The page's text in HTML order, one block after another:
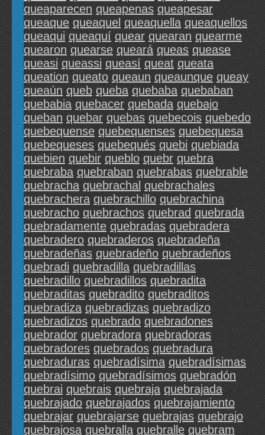
queaparecen queapenas queapesar
queaque queaquel queaquella queaquellos
queaqui queaquí quear quearan quearme
quearon quearse queará queas quease
queasi queassi queasí queat queata
queation queato queaun queaunque queay
queaún queb queba quebaba quebaban
quebabia quebacer quebada quebajo
queban quebar quebas quebecois quebedo
quebequense quebequenses quebequesa
quebequeses quebequés quebi quebiada
quebien quebir queblo quebr quebra
quebraba quebraban quebrabas quebrable
quebracha quebrachal quebrachales
quebrachera quebrachillo quebrachina
quebracho quebrachos quebrad quebrada
quebradamente quebradas quebradera
quebradero quebraderos quebradeña
quebradeñas quebradeño quebradeños
quebradi quebradilla quebradillas
quebradillo quebradillos quebradita
quebraditas quebradito quebraditos
quebradiza quebradizas quebradizo
quebradizos quebrado quebradones
quebrador quebradora quebradoras
quebradores quebrados quebradura
quebraduras quebradísima quebradísimas
quebradísimo quebradísimos quebradón
quebrai quebrais quebraja quebrajada
quebrajado quebrajados quebrajamiento
quebrajar quebrajarse quebrajas quebrajo
quebrajosa quebralla quebralle quebram